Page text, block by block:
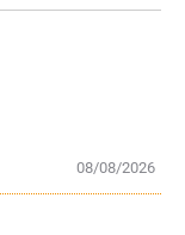
08/08/2026